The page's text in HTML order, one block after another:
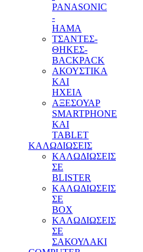
PANASONIC
-
HAMA
ΤΣΑΝΤΕΣ-
ΘΗΚΕΣ-
BACKPACK
ΑΚΟΥΣΤΙΚΑ
ΚΑΙ
ΗΧΕΙΑ
ΑΞΕΣΟΥΑΡ
SMARTPHONE
ΚΑΙ
TABLET
ΚΑΛΩΔΙΩΣΕΙΣ
ΚΑΛΩΔΙΩΣΕΙΣ
ΣΕ
BLISTER
ΚΑΛΩΔΙΩΣΕΙΣ
ΣΕ
BOX
ΚΑΛΩΔΙΩΣΕΙΣ
ΣΕ
ΣΑΚΟΥΛΑΚΙ